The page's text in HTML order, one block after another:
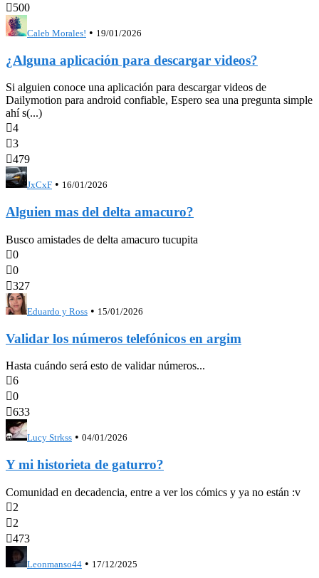
500
Caleb Morales! • 19/01/2026
¿Alguna aplicación para descargar videos?
Si alguien conoce una aplicación para descargar videos de
Dailymotion para android confiable, Espero sea una pregunta simple
ahí s(...)
4
3
479
JxCxF • 16/01/2026
Alguien mas del delta amacuro?
Busco amistades de delta amacuro tucupita
0
0
327
Eduardo y Ross • 15/01/2026
Validar los números telefónicos en argim
Hasta cuándo será esto de validar números...
6
0
633
Lucy Strkss • 04/01/2026
Y mi historieta de gaturro?
Comunidad en decadencia, entre a ver los cómics y ya no están :v
2
2
473
Leonmanso44 • 17/12/2025